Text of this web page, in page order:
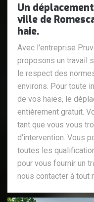
Un
ville de
haie.
Avec l'entreprise
proposons un travail
le respect des
environs. Pour toute
de vos haies, le
entièrement gratuit.
tant que vous vous
d'intervention. Vous
toutes les
pour vous fournir un
nous contacter à tout